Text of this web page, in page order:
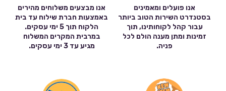
אנו פועלים ומאמינים
בסטנדרט השירות הטוב ביותר
עבור קהל לקוחותינו, תוך
זמינות ומתן מענה הולם לכל
פניה.
אנו מבצעים משלוחים מהירים
באמצעות חברת שילוח עד בית
הלקוח תוך 5 ימי עסקים.
במרבית המקרים המשלוח
מגיע עד 3 ימי עסקים.